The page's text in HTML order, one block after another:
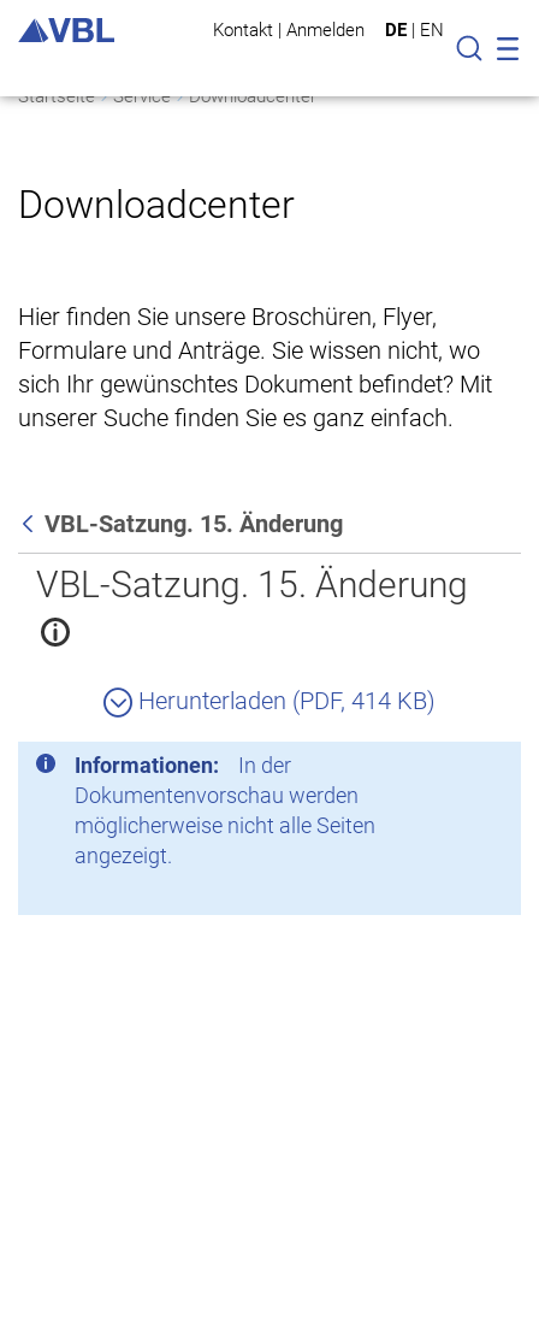
Kontakt | Anmelden DE | EN
Suche
Startseite Service Downloadcenter
Downloadcenter
Hier finden Sie unsere Broschüren, Flyer,
Formulare und Anträge. Sie wissen nicht, wo
sich Ihr gewünschtes Dokument befindet? Mit
unserer Suche finden Sie es ganz einfach.
Zurück
VBL-Satzung. 15. Änderung
VBL-Satzung. 15. Änderung
Herunterladen (PDF, 414 KB)
Informationen:
In der
Dokumentenvorschau werden
möglicherweise nicht alle Seiten
angezeigt.